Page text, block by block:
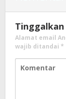
Tinggalkan
Alamat email
wajib ditandai *